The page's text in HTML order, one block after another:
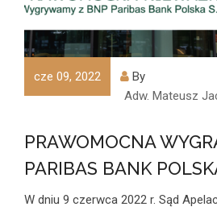
cze 09, 2022
By
Adw. Mateusz
PRAWOMOCNA
PARIBAS BANK
W dniu 9 czerwca 2022 r. Sąd